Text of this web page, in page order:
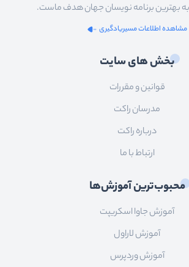
به بهترین برنامه نویسان جهان هدف ماست.
مشاهده اطلاعات مسیریادگیری
بخش های سایت
قوانین و مقررات
مدرسان راکت
درباره راکت
ارتباط با ما
محبوب‌ترین آموزش‌ها
آموزش جاوا اسکریپت
آموزش لاراول
آموزش وردپرس